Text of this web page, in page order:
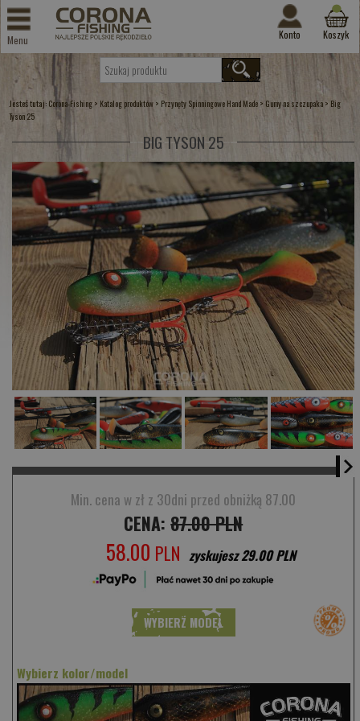
Menu Konto Koszyk
Jesteś tutaj: Corona-Fishing > Katalog produktów > Przynęty Spinningowe Hand Made > Gumy na szczupaka > Big
Tyson 25
BIG TYSON 25
Min. cena w zł z 30dni przed obniżką 87.00
CENA:87.00 PLN
58.00 PLN zyskujesz 29.00 PLN
WYBIERZ MODEL
Wybierz kolor/model